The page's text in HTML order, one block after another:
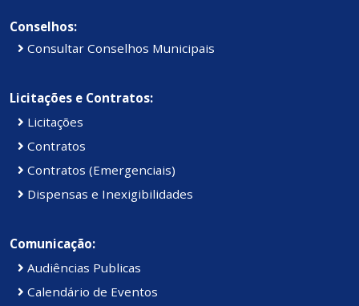
Conselhos:
Consultar Conselhos Municipais
Licitações e Contratos:
Licitações
Contratos
Contratos (Emergenciais)
Dispensas e Inexigibilidades
Comunicação:
Audiências Publicas
Calendário de Eventos